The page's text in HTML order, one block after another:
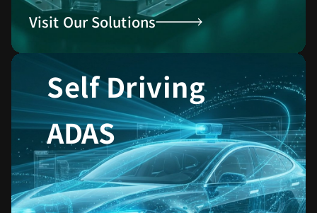
Visit Our Solutions
Self Driving
ADAS